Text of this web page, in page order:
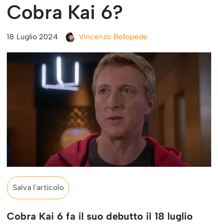
Cobra Kai 6?
18 Luglio 2024 Vincenzo Bellopede
Salva l'articolo
Cobra Kai 6 fa il suo debutto il 18 luglio